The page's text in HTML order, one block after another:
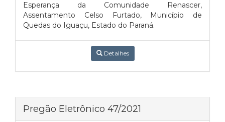
Esperança da Comunidade Renascer,
Assentamento Celso Furtado, Município de
Quedas do Iguaçu, Estado do Paraná.
Detalhes
Pregão Eletrônico 47/2021